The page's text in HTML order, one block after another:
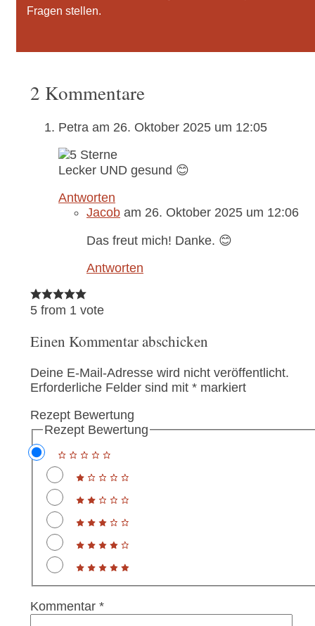
Fragen stellen.
2 Kommentare
Petra am 26. Oktober 2025 um 12:05
Lecker UND gesund 😊
Antworten
Jacob am 26. Oktober 2025 um 12:06
Das freut mich! Danke. 😊
Antworten
5 from 1 vote
Einen Kommentar abschicken
Deine E-Mail-Adresse wird nicht veröffentlicht.
Erforderliche Felder sind mit * markiert
Rezept Bewertung
Rezept Bewertung
Kommentar *